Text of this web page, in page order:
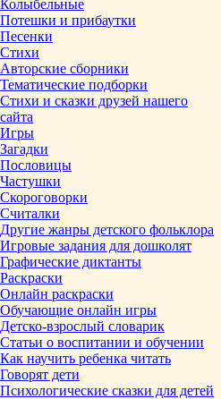
Колыбельные
Потешки и прибаутки
Песенки
Стихи
Авторские сборники
Тематические подборки
Стихи и сказки друзей нашего
сайта
Игры
Загадки
Пословицы
Частушки
Скороговорки
Считалки
Другие жанры детского фольклора
Игровые задания для дошколят
Графические диктанты
Раскраски
Онлайн раскраски
Обучающие онлайн игры
Детско-взрослый словарик
Статьи о воспитании и обучении
Как научить ребенка читать
Говорят дети
Психологические сказки для детей